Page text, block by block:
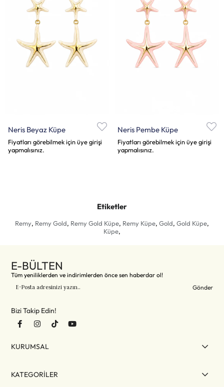
Neris Beyaz Küpe
Fiyatları görebilmek için üye girişi
yapmalısınız.
Neris Pembe Küpe
Fiyatları görebilmek için üye girişi
yapmalısınız.
Etiketler
Remy, Remy Gold, Remy Gold Küpe, Remy Küpe, Gold, Gold Küpe,
Küpe,
E-BÜLTEN
Tüm yeniliklerden ve indirimlerden önce sen haberdar ol!
Gönder
Bizi Takip Edin!
KURUMSAL
KATEGORİLER